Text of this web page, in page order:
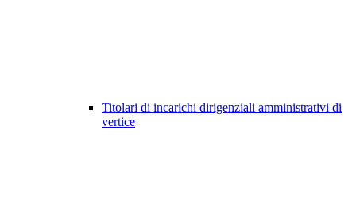
Titolari di incarichi dirigenziali amministrativi di
vertice